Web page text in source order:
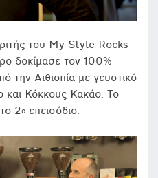
του My Style Rocks
δοκίμασε τον 100%
Αιθιοπία με γευστικό
και Κόκκους Κακάο. Το
2ο επεισόδιο.